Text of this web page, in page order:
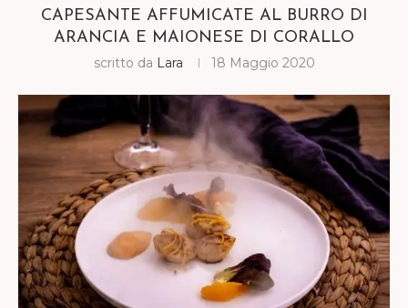
CAPESANTE AFFUMICATE AL BURRO DI
ARANCIA E MAIONESE DI CORALLO
scritto da Lara 18 Maggio 2020